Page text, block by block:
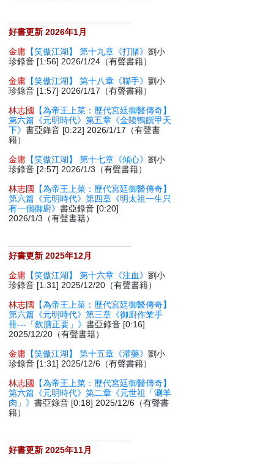
好書更新 2026年1月
金庸 【笑傲江湖】 第十九章《打賭》劉小
珍錄音 [1:56] 2026/1/24（有聲書籍）
金庸 【笑傲江湖】 第十八章《聯手》劉小
珍錄音 [1:57] 2026/1/17（有聲書籍）
林志國
【為帝王上菜：歷代宮廷御醫傳奇】
第六篇《元明時代》第五章《金陵鴨饌甲天
下》書亞錄音 [0:22] 2026/1/17（有聲書
籍）
金庸 【笑傲江湖】 第十七章《傾心》劉小
珍錄音 [2:57] 2026/1/3（有聲書籍）
林志國
【為帝王上菜：歷代宮廷御醫傳奇】
第六篇《元明時代》第四章《明太祖一生只
有一個御廚》書亞錄音 [0:20]
2026/1/3（有聲書籍）
好書更新 2025年12月
金庸 【笑傲江湖】 第十六章《注血》劉小
珍錄音 [1:31] 2025/12/20（有聲書籍）
林志國
【為帝王上菜：歷代宮廷御醫傳奇】
第六篇《元明時代》第三章《御廚作業手
冊---「飲膳正要」》書亞錄音 [0:16]
2025/12/20（有聲書籍）
金庸 【笑傲江湖】 第十五章《灌藥》劉小
珍錄音 [1:31] 2025/12/6（有聲書籍）
林志國
【為帝王上菜：歷代宮廷御醫傳奇】
第六篇《元明時代》第二章《元世祖「涮羊
肉」》書亞錄音 [0:18] 2025/12/6（有聲書
籍）
好書更新 2025年11月